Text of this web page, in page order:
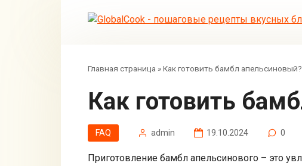
Главная страница »Как готовить бамбл апельсиновый?
Как готовить
FAQ admin 19.10.2024 0
Приготовление бамбл апельсинового – это